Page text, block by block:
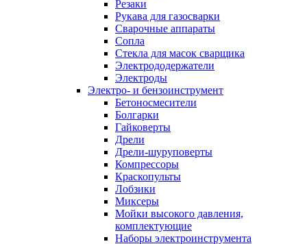
Резаки
Рукава для газосварки
Сварочные аппараты
Сопла
Стекла для масок сварщика
Электрододержатели
Электроды
Электро- и бензоинструмент
Бетоносмесители
Болгарки
Гайковерты
Дрели
Дрели-шуруповерты
Компрессоры
Краскопульты
Лобзики
Миксеры
Мойки высокого давления,
комплектующие
Наборы электроинструмента